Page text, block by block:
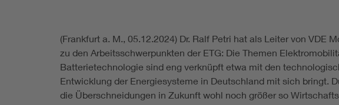
(Frankfurt a. M., 05.12.2024) Dr. Ralf Petri hat als Leiter von VDE
zu den Arbeitsschwerpunkten der ETG: Die Themen
Batterietechnologie sind eng verknüpft etwa mit den
Entwicklung der Energiesysteme in Deutschland mit sich bringt.
die Überschneidungen in Zukunft wohl noch größer so